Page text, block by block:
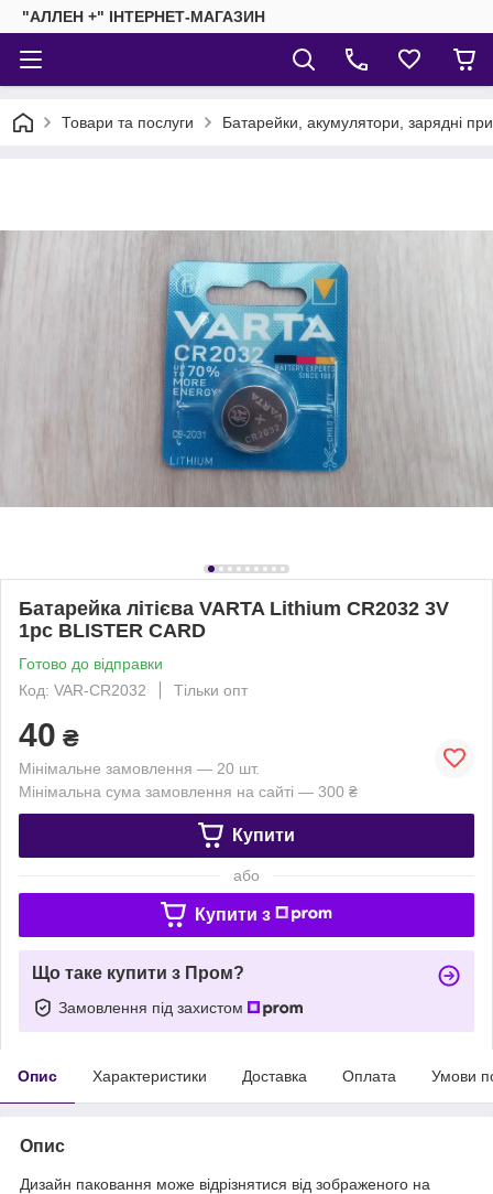
"АЛЛЕН +" ІНТЕРНЕТ-МАГАЗИН
Товари та послуги Батарейки, акумулятори, зарядні
Батарейка літієва VARTA Lithium CR2032 3V
1pc BLISTER CARD
Готово до відправки
Код: VAR-CR2032
Тільки опт
40 ₴
Мінімальне замовлення — 20 шт.
Мінімальна сума замовлення на сайті — 300 ₴
Купити
або
Купити з
Що таке купити з Пром?
Замовлення під захистом
Опис Характеристики Доставка Оплата Умови
Опис
Дизайн паковання може відрізнятися від зображеного на